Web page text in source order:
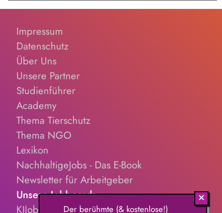
Impressum
Datenschutz
Über Uns
Unsere Partner
Studienführer
Academy
Thema Tierschutz
Thema NGO
Lexikon
NachhaltigeJobs - Das E-Book
Newsletter für Arbeitgeber
Unsere Jobboards
KIJobs.de
Der berühmte (& kostenlose!)